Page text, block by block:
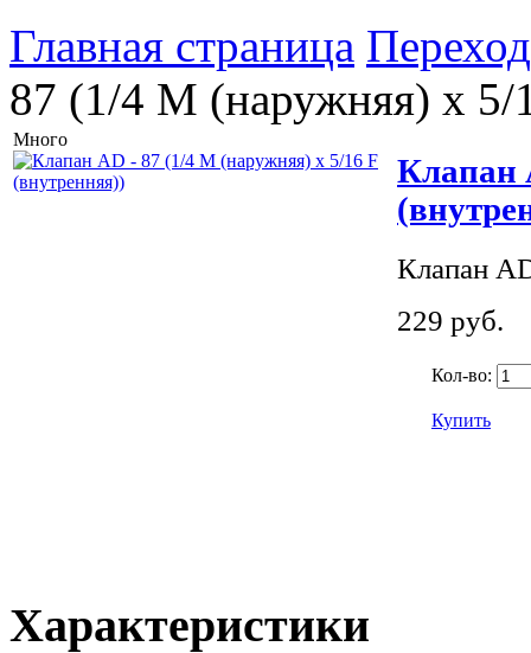
Главная страница
87 (1/4 M (наружняя) х 5/
Много
Клапан
Клапан
229 руб.
Кол-во:
Купить
Характеристики